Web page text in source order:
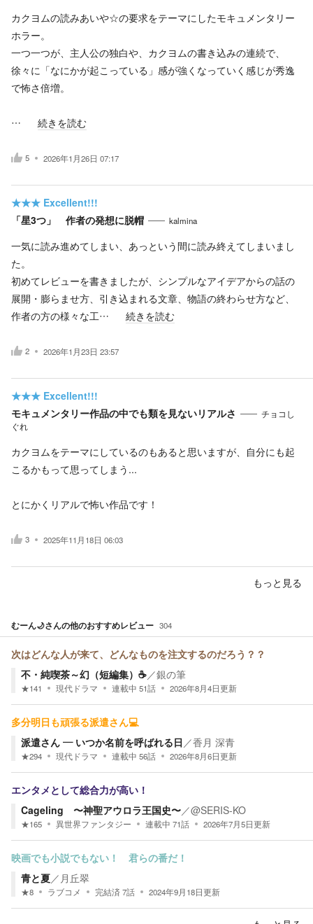
カクヨムの読みあいや☆の要求をテーマにしたモキュメンタリー
ホラー。
一つ一つが、主人公の独白や、カクヨムの書き込みの連続で、
徐々に「なにかが起こっている」感が強くなっていく感じが秀逸
で怖さ倍増。
… 続きを読む
5 2026年1月26日 07:17
★★★ Excellent!!!
「星3つ」 作者の発想に脱帽
kalmina
一気に読み進めてしまい、あっという間に読み終えてしまいまし
た。
初めてレビューを書きましたが、シンプルなアイデアからの話の
展開・膨らませ方、引き込まれる文章、物語の終わらせ方など、
作者の方の様々な工…
続きを読む
2 2026年1月23日 23:57
★★★ Excellent!!!
モキュメンタリー作品の中でも類を見ないリアルさ
チョコし
ぐれ
カクヨムをテーマにしているのもあると思いますが、自分にも起
こるかもって思ってしまう...
とにかくリアルで怖い作品です！
3 2025年11月18日 06:03
もっと見る
むーん🌙さんの他のおすすめレビュー 304
次はどんな人が来て、どんなものを注文するのだろう？？
不・純喫茶～幻（短編集）☕／銀の筆
★141 現代ドラマ 連載中 51話 2026年8月4日更新
多分明日も頑張る派遣さん💻
派遣さん ― いつか名前を呼ばれる日 ／香月 深青
★294 現代ドラマ 連載中 56話 2026年8月6日更新
エンタメとして総合力が高い！
Cageling 〜神聖アウロラ王国史〜／@SERIS-KO
★165 異世界ファンタジー 連載中 71話 2026年7月5日更新
映画でも小説でもない！ 君らの番だ！
青と夏／ 月丘翠
★8 ラブコメ 完結済7話 2024年9月18日更新